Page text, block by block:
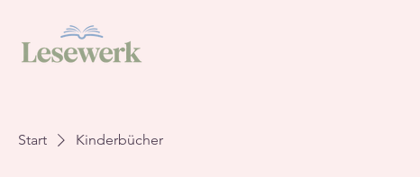
Start Kinderbücher